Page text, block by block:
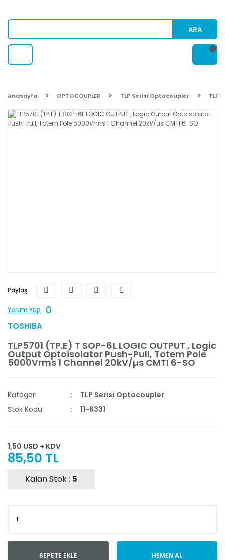
ARA
Anasayfa OPTOCOUPLER TLP Serisi Optocoupler
Paylaş
Yorum Yap 0
TOSHIBA
TLP5701 (TP.E) T SOP-6L LOGIC OUTPUT , Logic
Output Optoisolator Push-Pull, Totem Pole
5000Vrms 1 Channel 20kV/µs CMTI 6-SO
Kategori
TLP Serisi Optocoupler
Stok Kodu
11-6331
1,50 USD + KDV
85,50 TL
Kalan Stok : 5
SEPETE EKLE HEMEN AL